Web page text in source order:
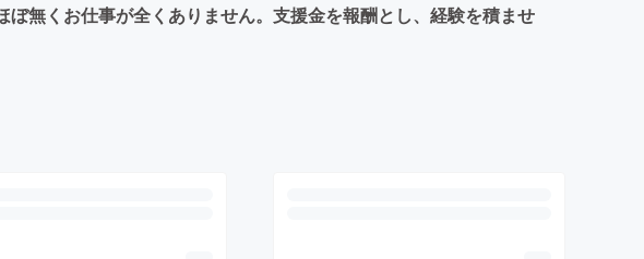
無くお仕事が全くありません。支援金を報酬とし、経験を積ませ